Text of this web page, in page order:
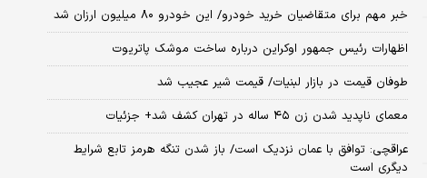
خبر مهم برای متقاضیان خرید خودرو/ این خودرو ۸۰ میلیون ارزان شد
اظهارات رئیس جمهور اوکراین درباره ساخت موشک پاتریوت
طوفان قیمت در بازار لبنیات/ قیمت شیر عجیب شد
معمای ناپدید شدن زن ۴۵ ساله در تهران کشف شد+ جزئیات
عراقچی: توافق با عمان نزدیک است/ باز شدن تنگه هرمز تابع شرایط
دیگری است